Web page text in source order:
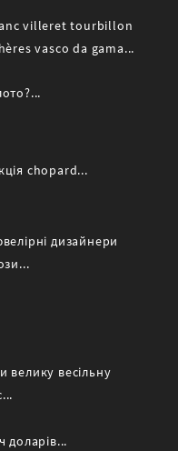
villeret tourbillon
vasco da gama...
chopard...
дизайнери
велику весільну
доларів...